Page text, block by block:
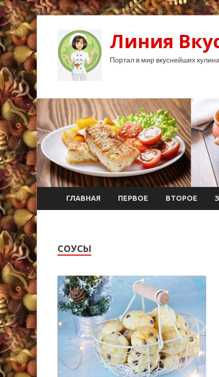
Линия
Портал в мир вкуснейших
ГЛАВНАЯ ПЕРВОЕ ВТОРОЕ
СОУСЫ